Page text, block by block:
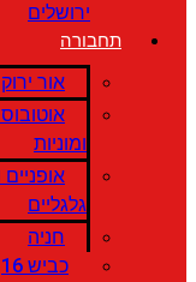
ירושלים
תחבורה
אור ירוק
ומוניות
אופניים
גלגליים
חניה
כביש 16